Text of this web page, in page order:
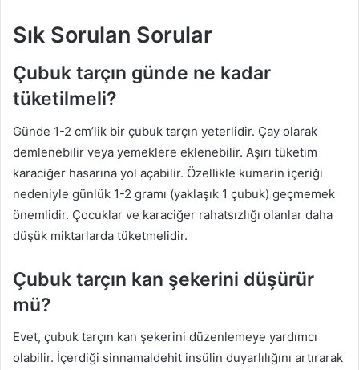
Sık Sorulan Sorular
Çubuk tarçın günde ne kadar
tüketilmeli?
Günde 1-2 cm’lik bir çubuk tarçın yeterlidir. Çay olarak
demlenebilir veya yemeklere eklenebilir. Aşırı tüketim
karaciğer hasarına yol açabilir. Özellikle kumarin içeriği
nedeniyle günlük 1-2 gramı (yaklaşık 1 çubuk) geçmemek
önemlidir. Çocuklar ve karaciğer rahatsızlığı olanlar daha
düşük miktarlarda tüketmelidir.
Çubuk tarçın kan şekerini düşürür
mü?
Evet, çubuk tarçın kan şekerini düzenlemeye yardımcı
olabilir. İçerdiği sinnamaldehit insülin duyarlılığını artırarak